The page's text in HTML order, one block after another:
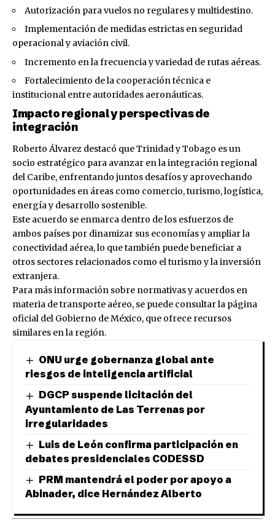
Autorización para vuelos no regulares y multidestino.
Implementación de medidas estrictas en seguridad
operacional y aviación civil.
Incremento en la frecuencia y variedad de rutas aéreas.
Fortalecimiento de la cooperación técnica e
institucional entre autoridades aeronáuticas.
Impacto regional y perspectivas de
integración
Roberto Álvarez destacó que Trinidad y Tobago es un
socio estratégico para avanzar en la integración regional
del Caribe, enfrentando juntos desafíos y aprovechando
oportunidades en áreas como comercio, turismo, logística,
energía y desarrollo sostenible.
Este acuerdo se enmarca dentro de los esfuerzos de
ambos países por dinamizar sus economías y ampliar la
conectividad aérea, lo que también puede beneficiar a
otros sectores relacionados como el turismo y la inversión
extranjera.
Para más información sobre normativas y acuerdos en
materia de transporte aéreo, se puede consultar la página
oficial del Gobierno de México, que ofrece recursos
similares en la región.
ONU urge gobernanza global ante
riesgos de inteligencia artificial
DGCP suspende licitación del
Ayuntamiento de Las Terrenas por
irregularidades
Luis de León confirma participación en
debates presidenciales CODESSD
PRM mantendrá el poder por apoyo a
Abinader, dice Hernández Alberto